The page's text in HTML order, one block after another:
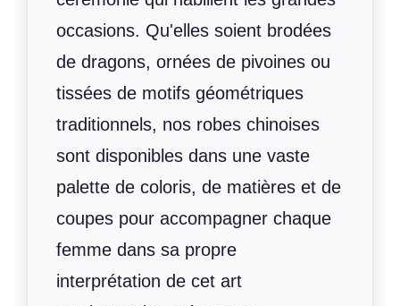
occasions. Qu'elles soient brodées
de dragons, ornées de pivoines ou
tissées de motifs géométriques
traditionnels, nos robes chinoises
sont disponibles dans une vaste
palette de coloris, de matières et de
coupes pour accompagner chaque
femme dans sa propre
interprétation de cet art